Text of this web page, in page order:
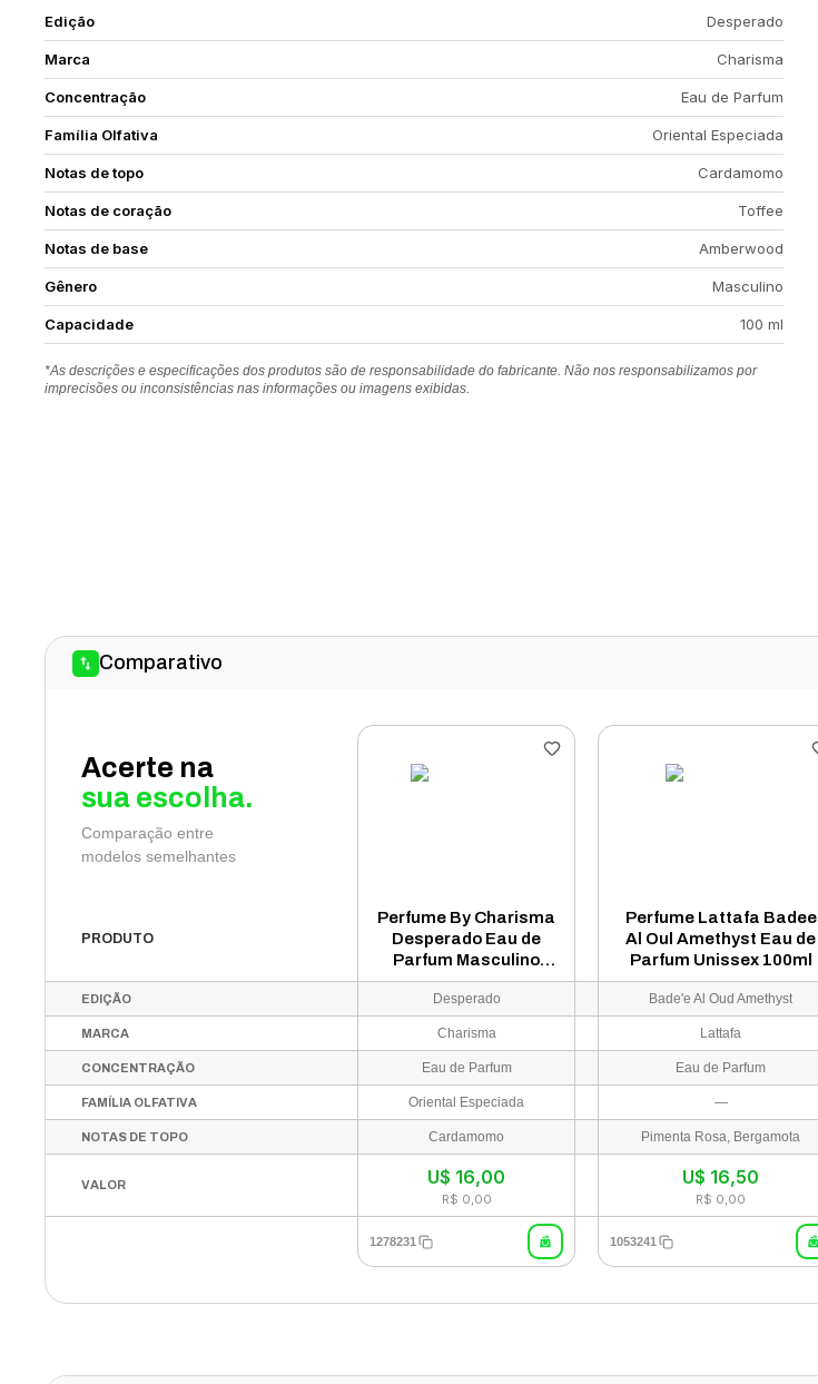
Edição Desperado
Marca Charisma
Concentração Eau de Parfum
Família Olfativa Oriental Especiada
Notas de topo Cardamomo
Notas de coração Toffee
Notas de base Amberwood
Gênero Masculino
Capacidade 100 ml
*As descrições e especificações dos produtos são de responsabilidade do fabricante. Não nos responsabilizamos por
imprecisões ou inconsistências nas informações ou imagens exibidas.
Comparativo
Acerte na
sua escolha.
Comparação entre
modelos semelhantes
PRODUTO
Perfume By Charisma
Desperado Eau de
Parfum Masculino
100ml
Perfume Lattafa Badee
Al Oul Amethyst Eau de
Parfum Unissex 100ml
EDIÇÃO Desperado Bade'e Al Oud Amethyst
MARCA Charisma Lattafa
CONCENTRAÇÃO Eau de Parfum Eau de Parfum
FAMÍLIA OLFATIVA Oriental Especiada —
NOTAS DE TOPO Cardamomo Pimenta Rosa, Bergamota
VALOR U$ 16,00
R$ 0,00
U$ 16,50
R$ 0,00
1278231 1053241